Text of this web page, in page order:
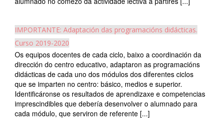
IMPORTANTE: Adaptación das programacións didácticas.
Curso 2019-2020
Os equipos docentes de cada ciclo, baixo a coordinación da
dirección do centro educativo, adaptaron as programacións
didácticas de cada uno dos módulos dos diferentes ciclos
que se imparten no centro: básico, medios e superior.
Identificáronse os resultados de aprendizaxe e competencias
imprescindibles que debería desenvolver o alumnado para
cada módulo, que serviron de referente [...]